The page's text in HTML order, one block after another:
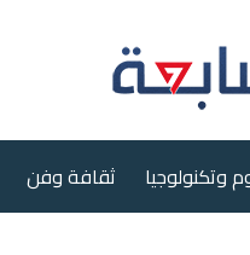
وتكنولوجيا ثقافة وفن